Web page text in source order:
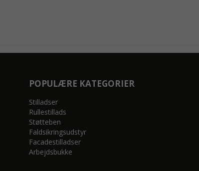
POPULÆRE KATEGORIER
Stilladser
Rullestillads
Støtteben
Faldsikringsudstyr
Facadestilladser
Arbejdsbukke